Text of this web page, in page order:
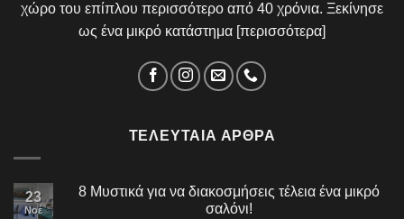
χώρο του επίπλου περισσότερο από 40 χρόνια. Ξεκίνησε
ως ένα μικρό κατάστημα [περισσότερα]
ΤΕΛΕΥΤΑΊΑ ΆΡΘΡΑ
23
Νοέ
8 Μυστικά για να διακοσμήσεις τέλεια ένα μικρό
σαλόνι!